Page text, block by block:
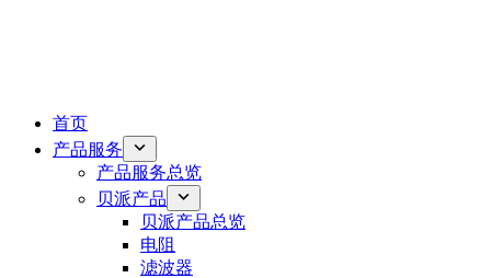
首页
产品服务
产品服务总览
贝派产品
贝派产品总览
电阻
滤波器